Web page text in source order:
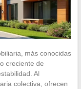
más conocidas
creciente de
Al
colectiva, ofrecen